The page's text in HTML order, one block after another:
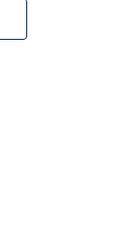
ャンゼリゼでシ